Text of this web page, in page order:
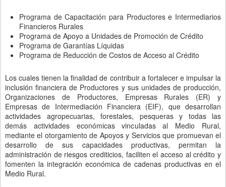
Programa de Capacitación para Productores e Intermediarios
Financieros Rurales
Programa de Apoyo a Unidades de Promoción de Crédito
Programa de Garantías Líquidas
Programa de Reducción de Costos de Acceso al Crédito
Los cuales tienen la finalidad de contribuir a fortalecer e impulsar la
inclusión financiera de Productores y sus unidades de producción,
Organizaciones de Productores, Empresas Rurales (ER) y
Empresas de Intermediación Financiera (EIF), que desarrollan
actividades agropecuarias, forestales, pesqueras y todas las
demás actividades económicas vinculadas al Medio Rural,
mediante el otorgamiento de Apoyos y Servicios que promuevan el
desarrollo de sus capacidades productivas, permitan la
administración de riesgos crediticios, faciliten el acceso al crédito y
fomenten la integración económica de cadenas productivas en el
Medio Rural.